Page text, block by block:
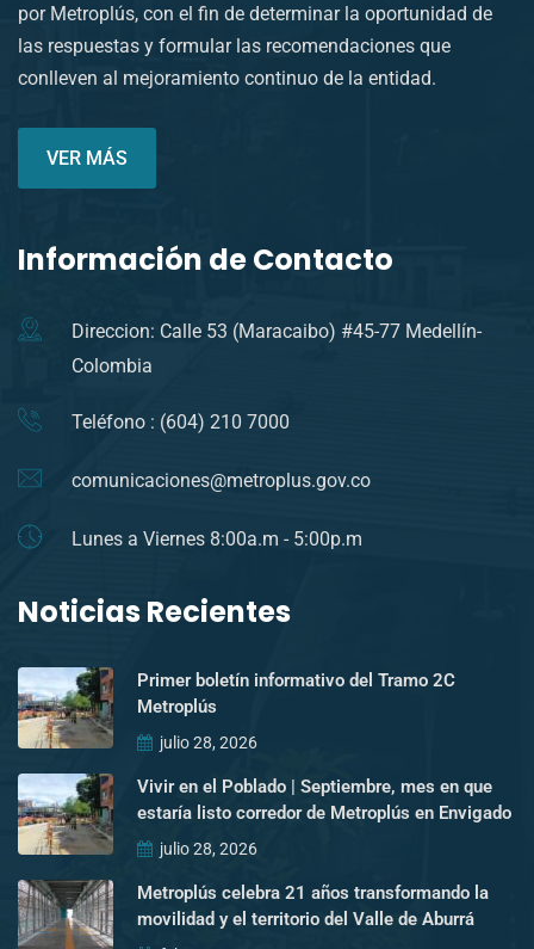
por Metroplús, con el fin de determinar la oportunidad de
las respuestas y formular las recomendaciones que
conlleven al mejoramiento continuo de la entidad.
VER MÁS
Información de Contacto
Direccion: Calle 53 (Maracaibo) #45-77 Medellín-
Colombia
Teléfono : (604) 210 7000
comunicaciones@metroplus.gov.co
Lunes a Viernes 8:00a.m - 5:00p.m
Noticias Recientes
Primer boletín informativo del Tramo 2C
Metroplús
julio 28, 2026
Vivir en el Poblado | Septiembre, mes en que
estaría listo corredor de Metroplús en Envigado
julio 28, 2026
Metroplús celebra 21 años transformando la
movilidad y el territorio del Valle de Aburrá